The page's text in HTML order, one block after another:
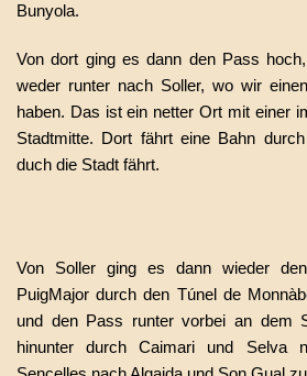
Bunyola.
Von dort ging es dann den Pass
weder runter nach Soller, wo wir
haben. Das ist ein netter Ort mit einer
Stadtmitte. Dort fährt eine Bahn
duch die Stadt fährt.
Von Soller ging es dann wieder
PuigMajor durch den Túnel de
und den Pass runter vorbei an dem
hinunter durch Caimari und Selva